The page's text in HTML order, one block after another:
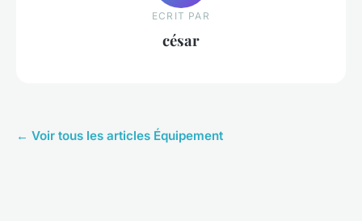
ECRIT PAR
césar
← Voir tous les articles Équipement